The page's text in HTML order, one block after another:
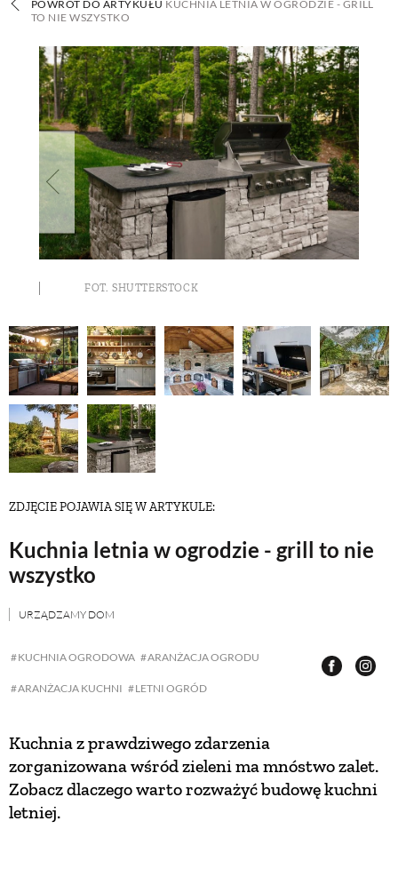
POWRÓT DO ARTYKUŁU KUCHNIA LETNIA W OGRODZIE - GRILL
TO NIE WSZYSTKO
FOT. SHUTTERSTOCK
ZDJĘCIE POJAWIA SIĘ W ARTYKULE:
Kuchnia letnia w ogrodzie - grill to nie
wszystko
URZĄDZAMY DOM
KUCHNIA OGRODOWA ARANŻACJA OGRODU
ARANŻACJA KUCHNI LETNI OGRÓD
Kuchnia z prawdziwego zdarzenia
zorganizowana wśród zieleni ma mnóstwo zalet.
Zobacz dlaczego warto rozważyć budowę kuchni
letniej.
BUDUJEMY DOM
OGRÓD
WARZYWA I OWOCE
ROŚLINY OGRODOWE
ZIELEŃ W DOMU
PROJEKTOWANIE OGRODU
NATURALNIE
URODA
NATURALNA APTECZKA
ZWIERZĘTA DOMOWE